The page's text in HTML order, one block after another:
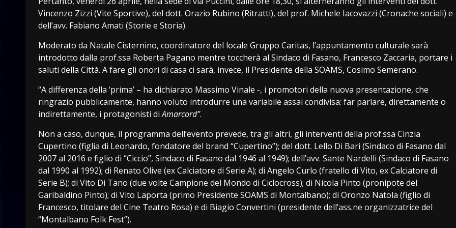
Vincenzo Zizzi (Vite Sportive), del dott. Orazio Rubino (Ritratti), del prof. Michele Iacovazzi (Cronache sociali) e
dell’avv. Fabiano Amati (Storie e Storia).
Moderato da Natale Cisternino, coordinatore del locale Gruppo Caritas, l’appuntamento culturale sarà
introdotto dalla prof.ssa Roberta Pagano mentre toccherà al Sindaco di Fasano, Francesco Zaccaria, portare i
saluti della Città. A fare gli onori di casa ci sarà, invece, il Presidente della SOAMS, Cosimo Semerano.
“A differenza della ‘prima’ – ha dichiarato Massimo Vinale -, i promotori della nuova presentazione, che
ringrazio pubblicamente, hanno voluto introdurre una variabile assai condivisa: far parlare, direttamente o
indirettamente, i protagonisti diAmarcord”.
Non a caso, dunque, il programma dell’evento prevede, tra gli altri, gli interventi della prof.ssa Cinzia
Cupertino (figlia di Leonardo, fondatore del brand “Cupertino”); del dott. Lello Di Bari (Sindaco di Fasano dal
2007 al 2016 e figlio di “Ciccio”, Sindaco di Fasano dal 1946 al 1949); dell’avv. Sante Nardelli (Sindaco di Fasano
dal 1990 al 1992); di Renato Olive (ex Calciatore di Serie A); di Angelo Curlo (fratello di Vito, ex Calciatore di
Serie B); di Vito Di Tano (due volte Campione del Mondo di Ciclocross); di Nicola Pinto (pronipote del
Garibaldino Pinto); di Vito Laporta (primo Presidente SOAMS di Montalbano); di Oronzo Natola (figlio di
Francesco, titolare del Cine Teatro Rosa) e di Biagio Convertini (presidente dell’ass.ne organizzatrice del
“Montalbano Folk Fest”).